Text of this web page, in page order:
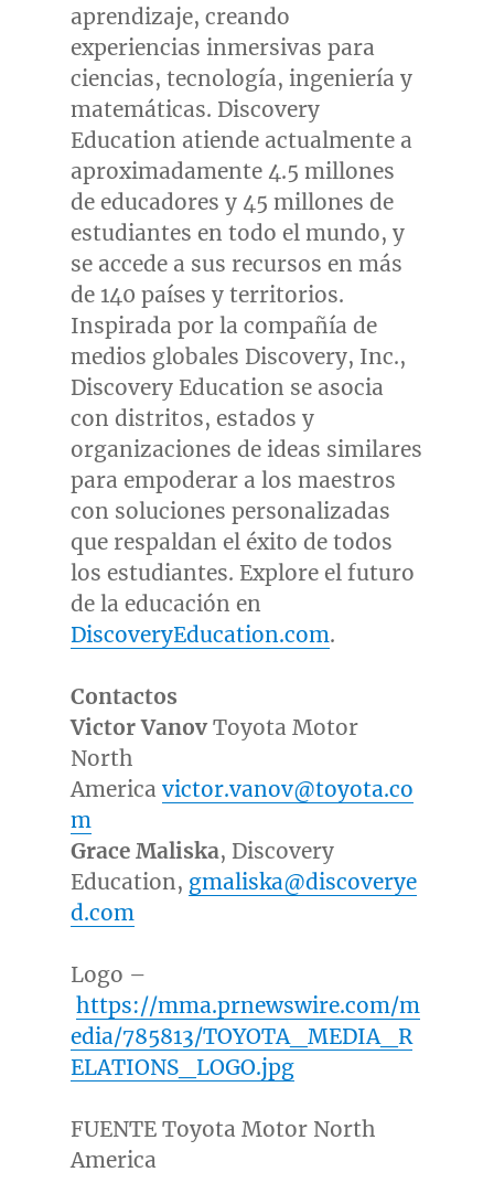
aprendizaje, creando
experiencias inmersivas para
ciencias, tecnología, ingeniería y
matemáticas. Discovery
Education atiende actualmente a
aproximadamente 4.5 millones
de educadores y 45 millones de
estudiantes en todo el mundo, y
se accede a sus recursos en más
de 140 países y territorios.
Inspirada por la compañía de
medios globales Discovery, Inc.,
Discovery Education se asocia
con distritos, estados y
organizaciones de ideas similares
para empoderar a los maestros
con soluciones personalizadas
que respaldan el éxito de todos
los estudiantes. Explore el futuro
de la educación en
DiscoveryEducation.com.
Contactos
Victor VanovToyota Motor
North
America victor.vanov@toyota.co
m
Grace Maliska, Discovery
Education, gmaliska@discoverye
d.com
Logo –
https://mma.prnewswire.com/m
edia/785813/TOYOTA_MEDIA_R
ELATIONS_LOGO.jpg
FUENTE Toyota Motor North
America